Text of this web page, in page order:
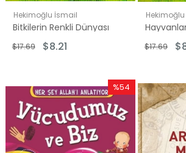
Hekimoğlu İsmail
Bitkilerin Renkli Dünyası
$8.21
$17.69 $17.69
%54
İndirim
%54İndirim